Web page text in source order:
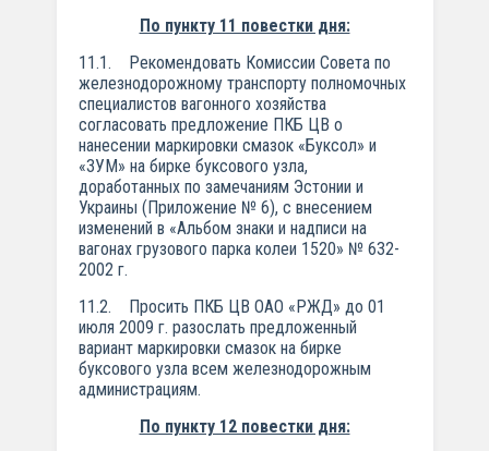
По пункту 11 повестки дня:
11.1. Рекомендовать Комиссии Совета по
железнодорожному транспорту полномочных
специалистов вагонного хозяйства
согласовать предложение ПКБ ЦВ о
нанесении маркировки смазок «Буксол» и
«ЗУМ» на бирке буксового узла,
доработанных по замечаниям Эстонии и
Украины (Приложение № 6), с внесением
изменений в «Альбом знаки и надписи на
вагонах грузового парка колеи 1520» № 632-
2002 г.
11.2. Просить ПКБ ЦВ ОАО «РЖД» до 01
июля 2009 г. разослать предложенный
вариант маркировки смазок на бирке
буксового узла всем железнодорожным
администрациям.
По пункту 12 повестки дня: